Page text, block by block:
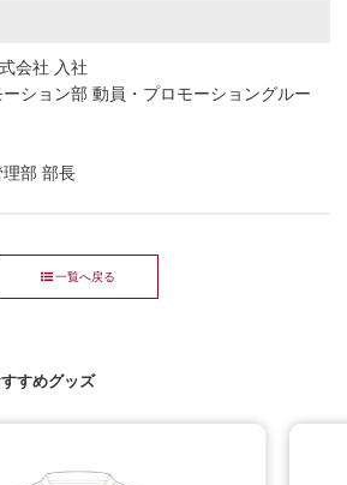
会社 入社
ション部 動員・プロモーショングルー
部 部長
一覧へ戻る
すめグッズ